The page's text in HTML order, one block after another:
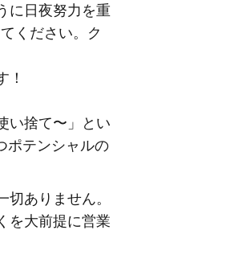
に日夜努力を重
ください。ク
！
い捨て〜」とい
ポテンシャルの
ありません。
を大前提に営業